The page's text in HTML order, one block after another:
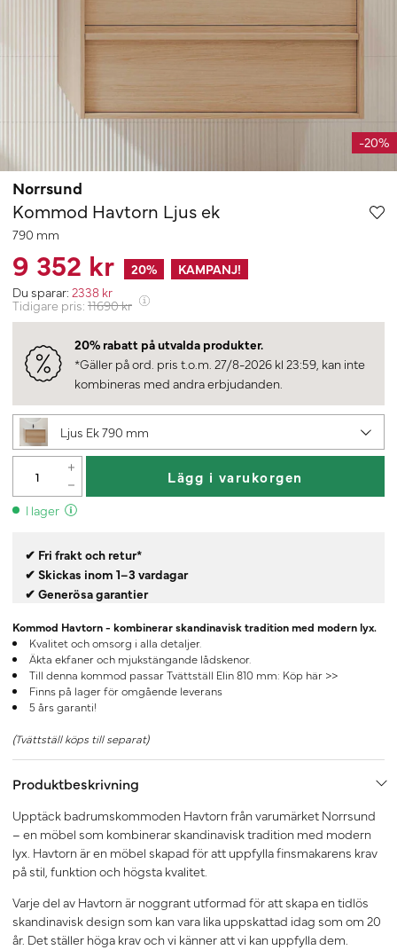
-20%
Norrsund
Kommod Havtorn Ljus ek
790 mm
9 352 kr 20%
KAMPANJ!
Du sparar: 2338 kr
Tidigare pris: 11690kr
20% rabatt på utvalda produkter.
*Gäller på ord. pris t.o.m. 27/8-2026 kl 23:59, kan inte
kombineras med andra erbjudanden.
Ljus Ek 790 mm
Lägg i varukorgen
I lager
✔ Fri frakt och retur*
✔ Skickas inom 1–3 vardagar
✔ Generösa garantier
Kommod Havtorn - kombinerar skandinavisk tradition med modern lyx.
Kvalitet och omsorg i alla detaljer.
Äkta ekfaner och mjukstängande lådskenor.
Till denna kommod passar Tvättställ Elin 810 mm: Köp här >>
Finns på lager för omgående leverans
5 års garanti!
(Tvättställ köps till separat)
Produktbeskrivning
Upptäck badrumskommoden Havtorn från varumärket Norrsund
– en möbel som kombinerar skandinavisk tradition med modern
lyx. Havtorn är en möbel skapad för att uppfylla finsmakarens krav
på stil, funktion och högsta kvalitet.
Varje del av Havtorn är noggrant utformad för att skapa en tidlös
skandinavisk design som kan vara lika uppskattad idag som om 20
år. Det ställer höga krav och vi känner att vi kan uppfylla dem.